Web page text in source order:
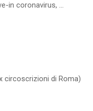
in coronavirus, ...
circoscrizioni di Roma)